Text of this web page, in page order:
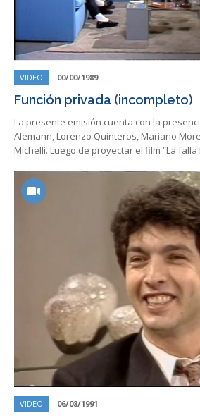
VIDEO 00/00/1989
Función privada (incompleto)
La presente emisión cuenta con la
Alemann, Lorenzo Quinteros, Mariano
Michelli. Luego de proyectar el film “La
VIDEO 06/08/1991